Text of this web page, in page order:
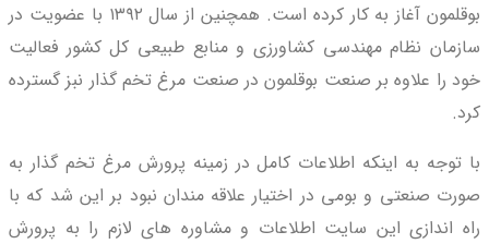
بوقلمون آغاز به کار کرده است. همچنین از سال ۱۳۹۲ با عضویت در
سازمان نظام مهندسی کشاورزی و منابع طبیعی کل کشور فعالیت
خود را علاوه بر صنعت بوقلمون در صنعت مرغ تخم گذار نبز گسترده
کرد.
با توجه به اینکه اطلاعات کامل در زمینه پرورش مرغ تخم گذار به
صورت صنعتی و بومی در اختیار علاقه مندان نبود بر این شد که با
راه اندازی این سایت اطلاعات و مشاوره های لازم را به پرورش